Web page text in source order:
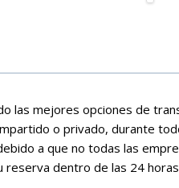
las mejores opciones de
o privado, durante
a que no todas las
reserva dentro de las 24